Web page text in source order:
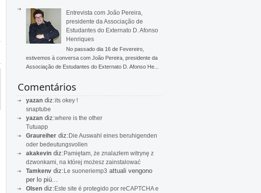
Entrevista com João Pereira,
presidente da Associação de
Estudantes do Externato D. Afonso
Henriques
No passado dia 16 de Fevereiro,
estivemos à conversa com João Pereira, presidente da
Associação de Estudantes do Externato D. Afonso He...
Comentários
yazan diz:its okey !
snaptube
yazan diz:where is the other
Tutuapp
Graureiher diz:Die Auswahl eines beruhigenden
oder bedeutungsvollen
akakevin diz:Pamiętam, że znalazłem witrynę z
dzwonkami, na której możesz zainstalować
Tamkenv diz:Le suoneriemp3 attuali vengono
per lo più...
Olsen diz:Este site é protegido por reCAPTCHA e